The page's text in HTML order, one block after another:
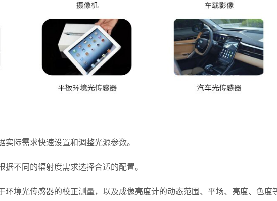
际需求快速设置和调整光源参数。
不同的辐射度需求选择合适的配置。
环境光传感器的校正测量，以及成像亮度计的动态范围、平场、亮度、色度